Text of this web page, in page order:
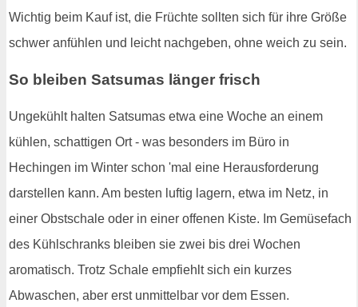
Wichtig beim Kauf ist, die Früchte sollten sich für ihre Größe
schwer anfühlen und leicht nachgeben, ohne weich zu sein.
So bleiben Satsumas länger frisch
Ungekühlt halten Satsumas etwa eine Woche an einem
kühlen, schattigen Ort - was besonders im Büro in
Hechingen im Winter schon 'mal eine Herausforderung
darstellen kann. Am besten luftig lagern, etwa im Netz, in
einer Obstschale oder in einer offenen Kiste. Im Gemüsefach
des Kühlschranks bleiben sie zwei bis drei Wochen
aromatisch. Trotz Schale empfiehlt sich ein kurzes
Abwaschen, aber erst unmittelbar vor dem Essen.